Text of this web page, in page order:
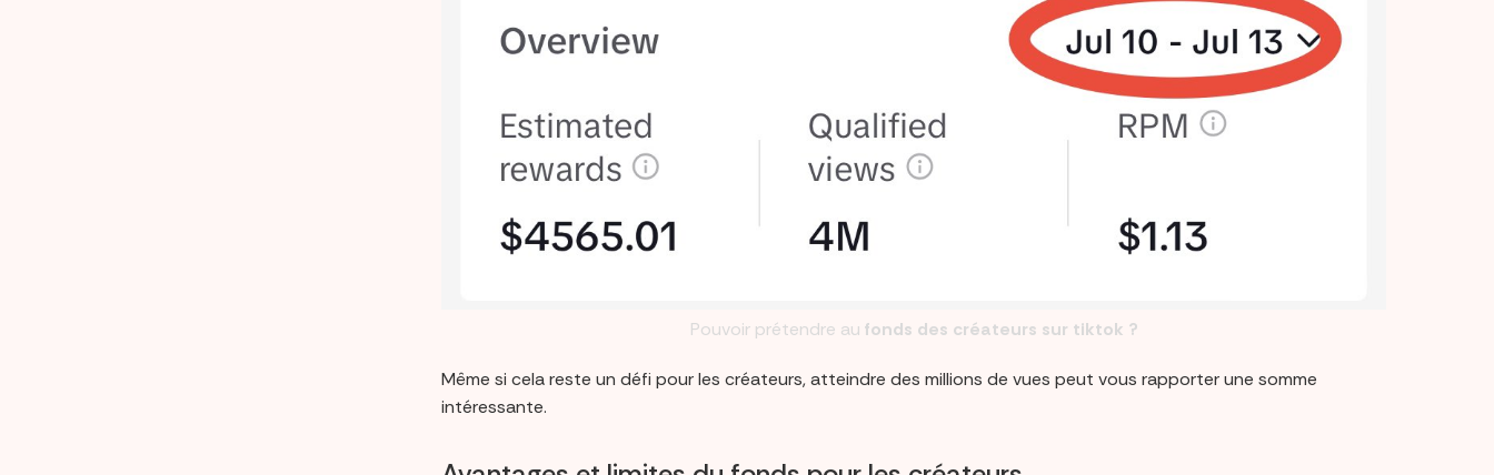
Pouvoir prétendre au fonds des créateurs sur tiktok ?
Même si cela reste un défi pour les créateurs, atteindre des millions de vues peut vous rapporter une somme
intéressante.